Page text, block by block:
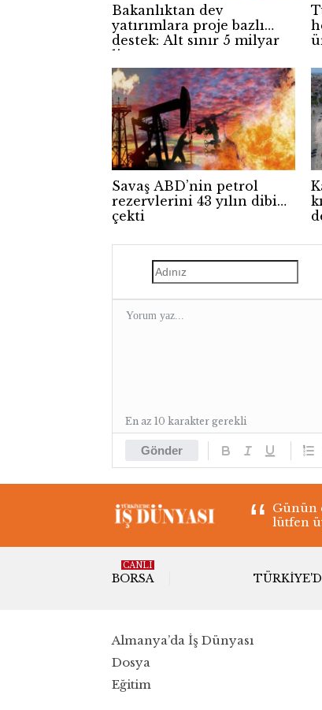
Bakanlıktan dev
yatırımlara proje bazlı
destek: Alt sınır 5 milyar
lira
Savaş ABD’nin petrol
rezervlerini 43 yılın dibine
çekti
Gönder
En az 10 karakter gerekli
Günün
lütfen
BORSA
CANLI
Almanya’da İş Dünyası
Dosya
Eğitim